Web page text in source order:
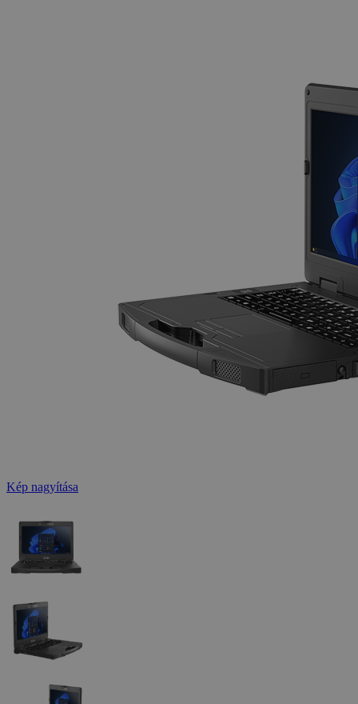
Kép nagyítása